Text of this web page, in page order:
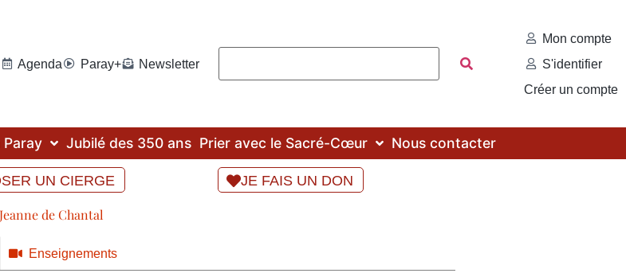
Agenda Paray+ Newsletter
Mon compte
S'identifier
Créer un compte
Paray Jubilé des 350 ans Prier avec le Sacré-Cœur Nous contacter
UN CIERGE JE FAIS UN DON
de Chantal
Enseignements